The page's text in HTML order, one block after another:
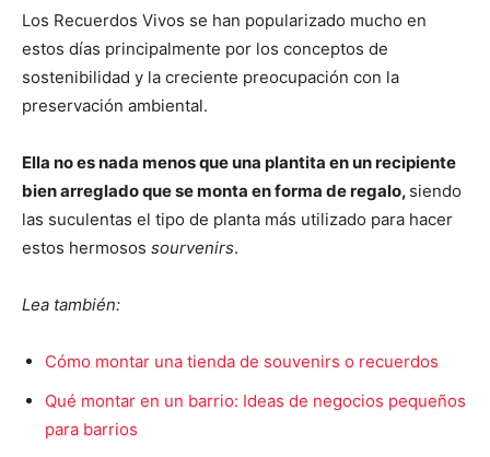
Los Recuerdos Vivos se han popularizado mucho en
estos días principalmente por los conceptos de
sostenibilidad y la creciente preocupación con la
preservación ambiental.
Ella no es nada menos que una plantita en un recipiente
bien arreglado que se monta en forma de regalo, siendo
las suculentas el tipo de planta más utilizado para hacer
estos hermosos sourvenirs.
Lea también:
Cómo montar una tienda de souvenirs o recuerdos
Qué montar en un barrio: Ideas de negocios pequeños
para barrios